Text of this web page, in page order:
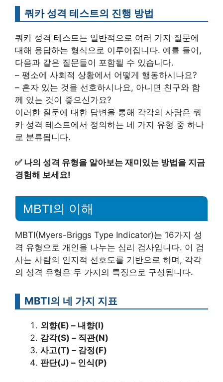
쿼카 성격 테스트의 진행 방법
쿼카 성격 테스트는 일반적으로 여러 가지 질문에
대해 응답하는 형식으로 이루어집니다. 예를 들어,
다음과 같은 질문들이 포함될 수 있습니다.
– 평소에 사회적 상황에서 어떻게 행동하시나요?
– 혼자 있는 것을 선호하시나요, 아니면 친구와 함
께 있는 것이 좋으신가요?
이러한 질문에 대한 답변을 통해 각각의 사람은 쿼
카 성격 테스트에서 정의하는 네 가지 유형 중 하나
로 분류됩니다.
✅ 나의 성격 유형을 알아보는 재미있는 방법을 지금
경험해 보세요!
MBTI의 이해
MBTI(Myers-Briggs Type Indicator)는 16가지 성
격 유형으로 개인을 나누는 심리 검사입니다. 이 검
사는 사람의 인지적 선호도를 기반으로 하며, 각각
의 성격 유형은 두 가지의 특징으로 구성됩니다.
MBTI의 네 가지 지표
외향(E) – 내향(I)
감각(S) – 직관(N)
사고(T) – 감정(F)
판단(J) – 인식(P)